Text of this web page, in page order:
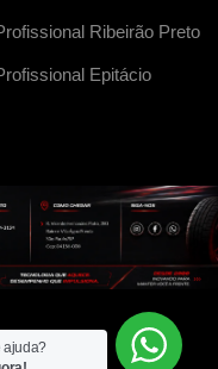
Ribeirão Preto
Epitácio
ajuda?